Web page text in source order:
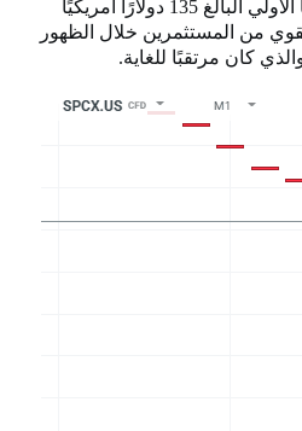
من 21% فوق سعر طرحها الأولي البالغ 135 دولارًا أمريكيًا
من المستثمرين خلال الظهور
كان مرتقبًا للغاية.